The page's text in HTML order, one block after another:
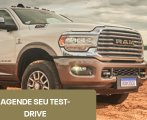
AGENDE SEU TEST-
DRIVE